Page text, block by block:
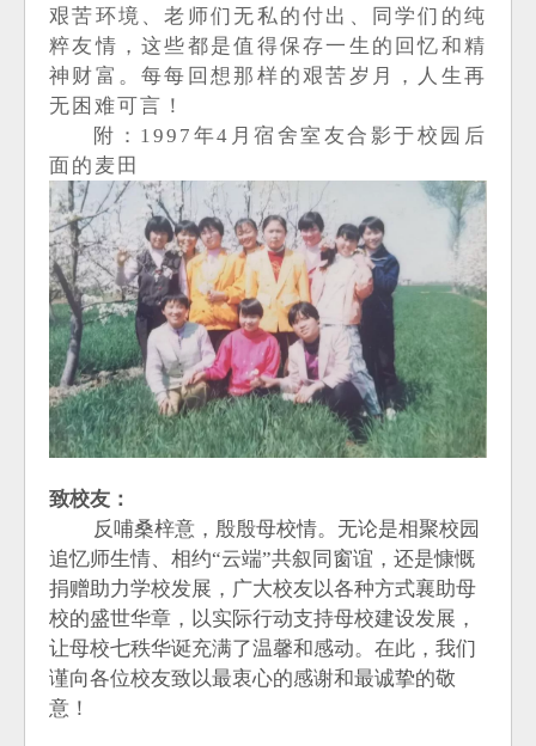
艰苦环境、老师们无私的付出、同学们的纯
粹友情，这些都是值得保存一生的回忆和精
神财富。每每回想那样的艰苦岁月，人生再
无困难可言！
附：1997年4月宿舍室友合影于校园后
面的麦田
致校友：
反哺桑梓意，殷殷母校情。无论是相聚校园
追忆师生情、相约“云端”共叙同窗谊，还是慷慨
捐赠助力学校发展，广大校友以各种方式襄助母
校的盛世华章，以实际行动支持母校建设发展，
让母校七秩华诞充满了温馨和感动。在此，我们
谨向各位校友致以最衷心的感谢和最诚挚的敬
意！